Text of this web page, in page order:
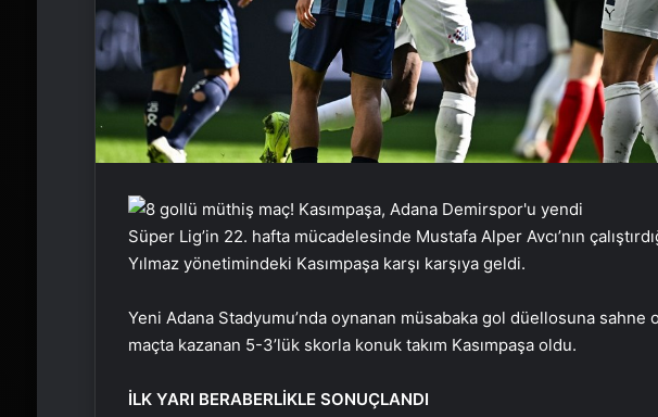
Süper Lig’in 22. hafta mücadelesinde Mustafa Alper Avcı’nın
Yılmaz yönetimindeki Kasımpaşa karşı karşıya geldi.
Yeni Adana Stadyumu’nda oynanan müsabaka gol düellosuna sahne
maçta kazanan 5-3’lük skorla konuk takım Kasımpaşa oldu.
İLK YARI BERABERLİKLE SONUÇLANDI